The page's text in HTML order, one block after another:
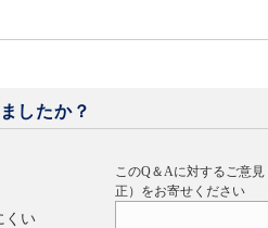
したか？
くい
このQ＆Aに対するご意
正）をお寄せください